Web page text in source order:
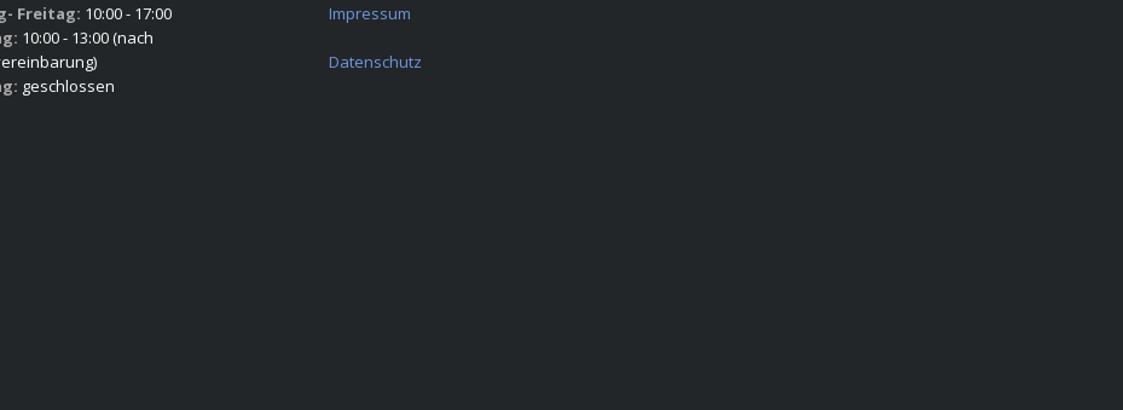
Freitag: 10:00 - 17:00
10:00 - 13:00 (nach
geschlossen
Impressum
Datenschutz